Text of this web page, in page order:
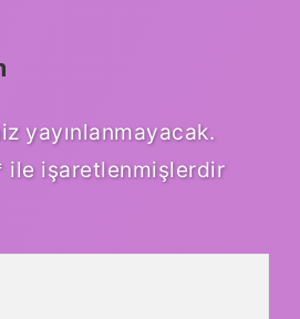
yayınlanmayacak.
ile işaretlenmişlerdir